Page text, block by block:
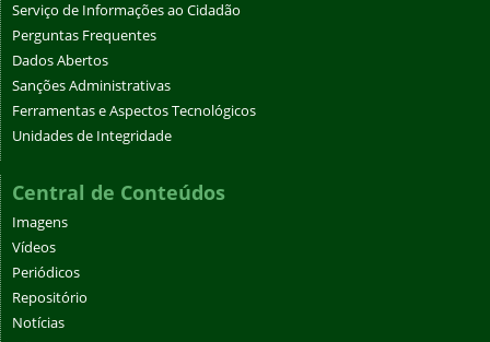
Serviço de Informações ao Cidadão
Perguntas Frequentes
Dados Abertos
Sanções Administrativas
Ferramentas e Aspectos Tecnológicos
Unidades de Integridade
Central de Conteúdos
Imagens
Vídeos
Periódicos
Repositório
Notícias